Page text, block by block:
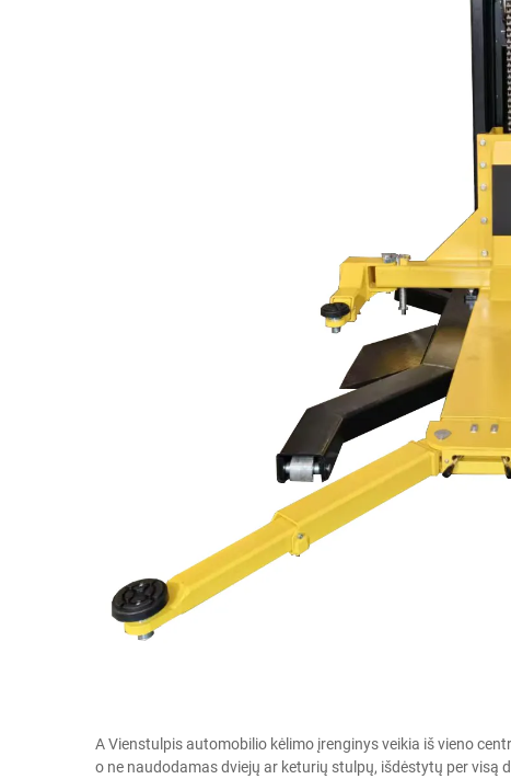
AVienstulpis automobilio kėlimo įrenginysveikia iš vieno
o ne naudodamas dviejų ar keturių stulpų, išdėstytų per